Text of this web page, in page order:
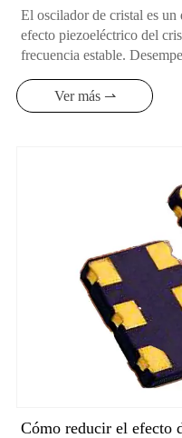
El oscilador de cristal es
efecto piezoeléctrico del
frecuencia estable.
referencias de frecuencia
continuación se presenta
Ver más ⇀
Cómo reducir el efecto